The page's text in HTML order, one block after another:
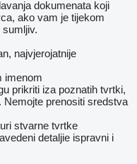
dokumenata koji
ako vam je tijekom
najvjerojatnije
imenom
prikriti iza poznatih tvrtki,
Nemojte prenositi sredstva
stvarne tvrtke
detaljie ispravni i